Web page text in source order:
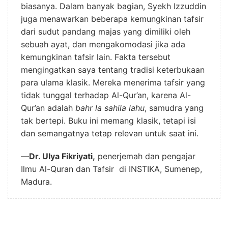
biasanya. Dalam banyak bagian, Syekh Izzuddin
juga menawarkan beberapa kemungkinan tafsir
dari sudut pandang majas yang dimiliki oleh
sebuah ayat, dan mengakomodasi jika ada
kemungkinan tafsir lain. Fakta tersebut
mengingatkan saya tentang tradisi keterbukaan
para ulama klasik. Mereka menerima tafsir yang
tidak tunggal terhadap Al-Qur’an, karena Al-
Qur’an adalah bahr la sahila lahu, samudra yang
tak bertepi. Buku ini memang klasik, tetapi isi
dan semangatnya tetap relevan untuk saat ini.
—Dr. Ulya Fikriyati, penerjemah dan pengajar
Ilmu Al-Quran dan Tafsir di INSTIKA, Sumenep,
Madura.